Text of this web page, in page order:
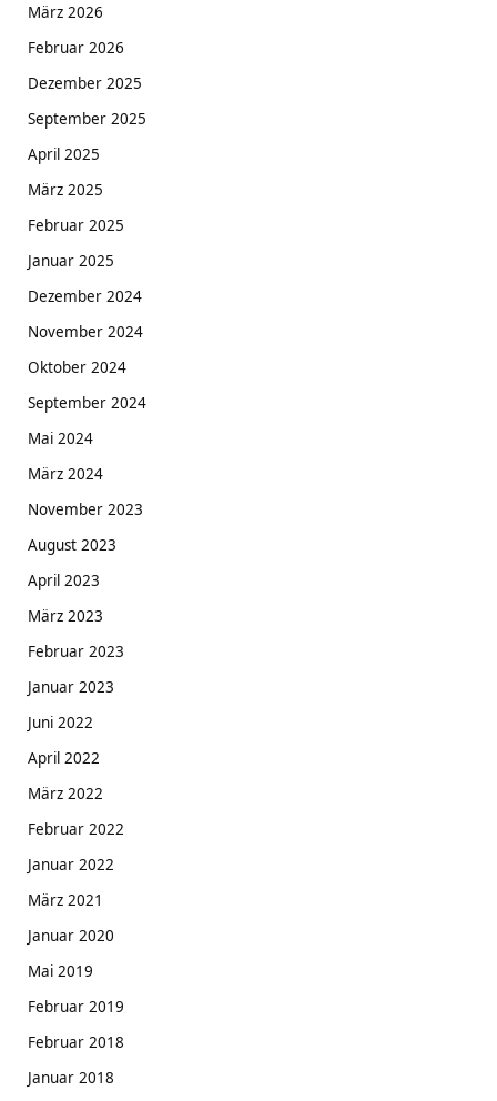
März 2026
Februar 2026
Dezember 2025
September 2025
April 2025
März 2025
Februar 2025
Januar 2025
Dezember 2024
November 2024
Oktober 2024
September 2024
Mai 2024
März 2024
November 2023
August 2023
April 2023
März 2023
Februar 2023
Januar 2023
Juni 2022
April 2022
März 2022
Februar 2022
Januar 2022
März 2021
Januar 2020
Mai 2019
Februar 2019
Februar 2018
Januar 2018